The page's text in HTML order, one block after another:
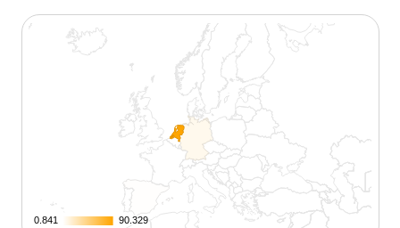
0.841
0.841 90.329
90.329